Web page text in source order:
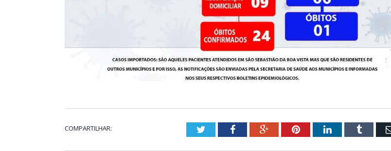
COMPARTILHAR: TwitterFacebookGoogle+PinterestLinkedInTumblr